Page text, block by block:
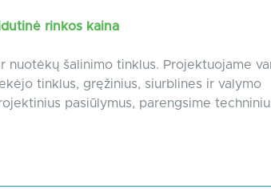
rinkos kaina
nuotėkų šalinimo tinklus. Projektuojame
tinklus, gręžinius, siurblines ir valymo
pasiūlymus, parengsime